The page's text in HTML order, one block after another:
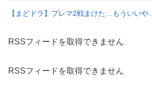
【まどドラ】プレマ2戦まけた…もういいや…
RSSフィードを取得できません
RSSフィードを取得できません